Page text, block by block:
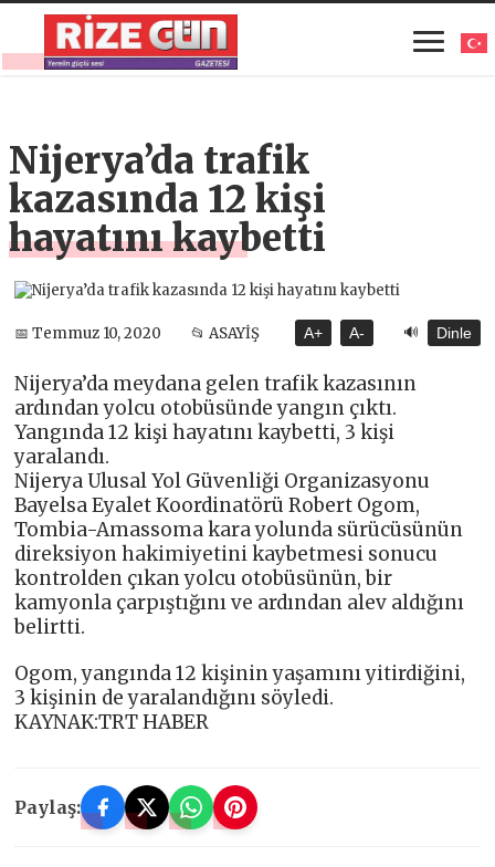
Nijerya’da trafik
kazasında 12 kişi
hayatını kaybetti
📅 Temmuz 10, 2020 📂 ASAYİŞ A+ A- 🔊 Dinle
Nijerya’da meydana gelen trafik kazasının
ardından yolcu otobüsünde yangın çıktı.
Yangında 12 kişi hayatını kaybetti, 3 kişi
yaralandı.
Nijerya Ulusal Yol Güvenliği Organizasyonu
Bayelsa Eyalet Koordinatörü Robert Ogom,
Tombia-Amassoma kara yolunda sürücüsünün
direksiyon hakimiyetini kaybetmesi sonucu
kontrolden çıkan yolcu otobüsünün, bir
kamyonla çarpıştığını ve ardından alev aldığını
belirtti.
Ogom, yangında 12 kişinin yaşamını yitirdiğini,
3 kişinin de yaralandığını söyledi.
KAYNAK:TRT HABER
Paylaş: